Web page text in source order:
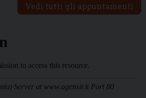
Vedi tutti gli appuntamenti